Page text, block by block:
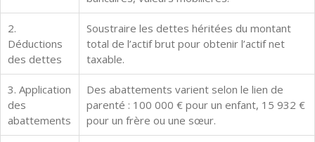
2.
Déductions
des dettes
Soustraire les dettes héritées du montant
total de l’actif brut pour obtenir l’actif net
taxable.
3. Application
des
abattements
Des abattements varient selon le lien de
parenté : 100 000 € pour un enfant, 15 932 €
pour un frère ou une sœur.